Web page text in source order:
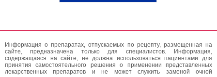
Информация о препаратах, отпускаемых по рецепту, размещенная на
сайте, предназначена только для специалистов. Информация,
содержащаяся на сайте, не должна использоваться пациентами для
принятия самостоятельного решения о применении представленных
лекарственных препаратов и не может служить заменой очной